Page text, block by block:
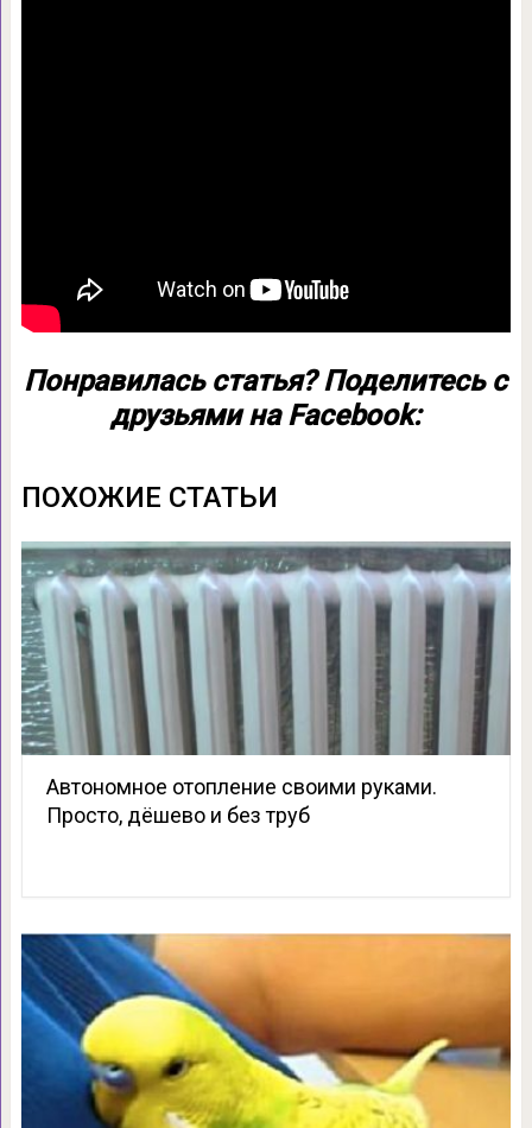
Понравилась статья? Поделитесь с
друзьями на Facebook:
ПОХОЖИЕ СТАТЬИ
Автономное отопление своими руками.
Просто, дёшево и без труб